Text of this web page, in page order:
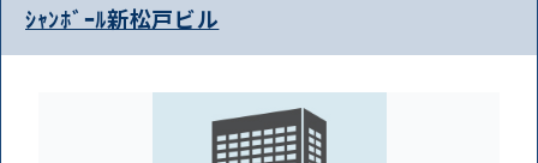
ｼｬﾝﾎﾞｰﾙ新松戸ビル